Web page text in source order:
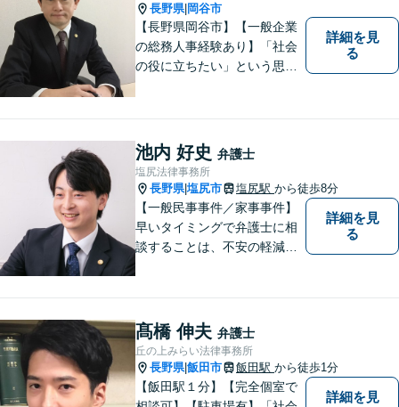
長野県| 岡谷市
【長野県岡谷市】【一般企業
の総務人事経験あり】「社会
の役に立ちたい」という思い
谷市・長野県中南信の人々の
権利を守るために懸命に働き
ます。離婚・借金・交通事故
などお気軽にご相談くださ
い。
詳細を見
る
池内 好史 弁護士
塩尻法律事務所
長野県|塩尻市 塩尻駅 から徒歩8分
【一般民事事件／家事事件】
早いタイミングで弁護士に相
談することは、不安の軽減、
さい。
詳細を見
る
髙橋 伸夫 弁護士
丘の上みらい法律事務所
長野県|飯田市 飯田駅 から徒歩1分
【飯田駅１分】【完全個室で
詳細を見